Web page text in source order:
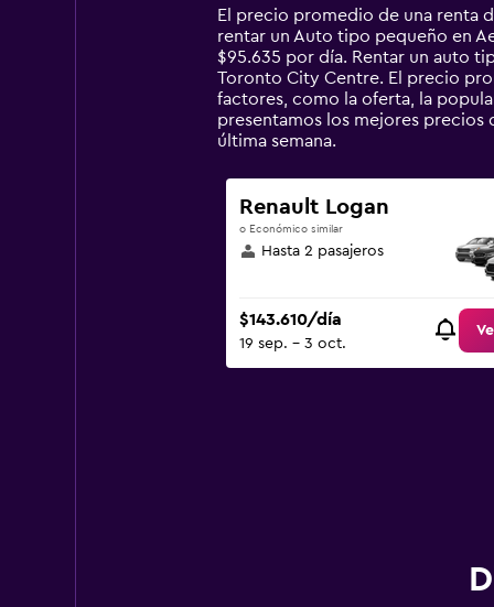
14
categories.
The
chart
has
1
Y
displaying
values.
Range:
0
to
El precio promedio de una renta
rentar un Auto tipo pequeño en
$95.635 por día. Rentar un auto
Toronto City Centre. El precio
factores, como la oferta, la
presentamos los mejores
última semana.
Renault Logan
o Económico similar
Hasta 2 pasajeros
$143.610/día
19 sep. - 3 oct.